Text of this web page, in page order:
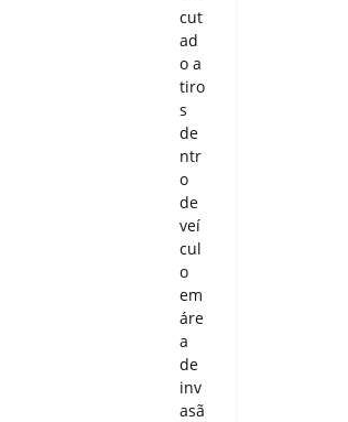
cut
ad
o a
tiro
s
de
ntr
o
de
veí
cul
o
em
áre
a
de
inv
asã